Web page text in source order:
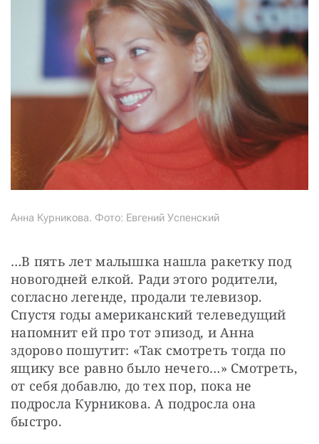
Анна Курникова. Фото: Евгений Успенский
…В пять лет малышка нашла ракетку под
новогодней елкой. Ради этого родители,
согласно легенде, продали телевизор.
Спустя годы американский телеведущий
напомнит ей про тот эпизод, и Анна
здорово пошутит: «Так смотреть тогда по
ящику все равно было нечего…» Смотреть,
от себя добавлю, до тех пор, пока не
подросла Курникова. А подросла она
быстро.